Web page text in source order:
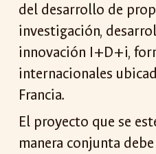
del desarrollo de
investigación,
innovación I+D+i,
internacionales
Francia.
El proyecto que se
manera conjunta